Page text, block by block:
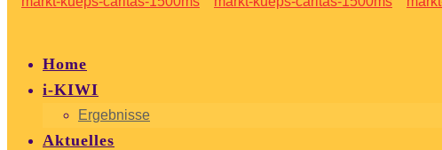
Home
i-KIWI
Ergebnisse
Aktuelles